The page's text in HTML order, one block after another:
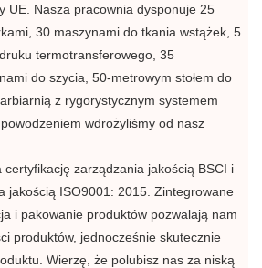
UE. Nasza pracownia dysponuje 25
30 maszynami do tkania wstążek, 5
termotransferowego, 35
do szycia, 50-metrowym stołem do
z rygorystycznym systemem
wdrożyliśmy od nasz
certyfikację zarządzania jakością BSCI i
jakością ISO9001: 2015. Zintegrowane
i pakowanie produktów pozwalają nam
produktów, jednocześnie skutecznie
Wierzę, że polubisz nas za niską